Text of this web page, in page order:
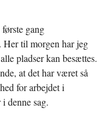
gang
til morgen har jeg
pladser kan besættes.
at det har været så
for arbejdet i
denne sag.